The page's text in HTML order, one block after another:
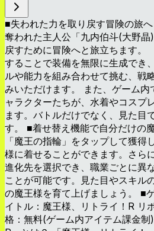
■失われた力を取り戻す冒険の旅
奪われた主人公「九内伯斗(大野晶
戻すために冒険へと旅立ちます。
することで装備を無限に生成でき
ルや能力を組み合わせて挑む、戦
みいただけます。 また、ゲーム内
ャラクターたちが、水着やコスプ
ます。バトルだけでなく、見た目
す。 ■着せ替え機能で自分だけの
「魔王の指輪」をタップして獲得
様に着せることができます。さら
進化先を選択でき、職業ごとに異
ことが可能です。見た目やスキル
の魔王様を育て上げましょう。 ■
イトル：魔王様、リトライ！R リ
格：無料(ゲーム内アイテム課金制